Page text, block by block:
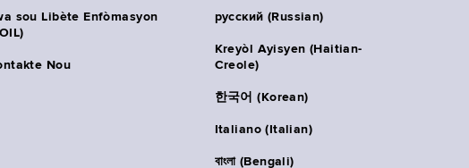
sou Libète Enfòmasyon
Nou
русский (Russian)
Kreyòl Ayisyen (Haitian-
Creole)
한국어 (Korean)
Italiano (Italian)
বাংলা (Bengali)